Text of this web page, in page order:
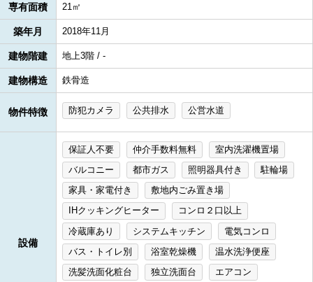
専有面積 21㎡
築年月 2018年11月
建物階建 地上3階 / -
建物構造 鉄骨造
物件特徴 防犯カメラ 公共排水 公営水道
設備
保証人不要 仲介手数料無料
室内洗濯機置場
バルコニー
都市ガス 照明器具付き
駐輪場
家具・家電付き
敷地内ごみ置き場
IHクッキングヒーター
コンロ２口以上
冷蔵庫あり
システムキッチン
電気コンロ
バス・トイレ別
浴室乾燥機
温水洗浄便座
洗髪洗面化粧台
独立洗面台
エアコン